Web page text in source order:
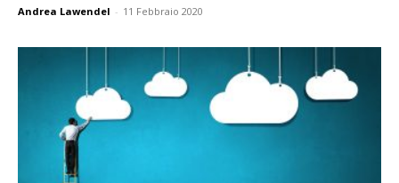
Andrea Lawendel - 11 Febbraio 2020